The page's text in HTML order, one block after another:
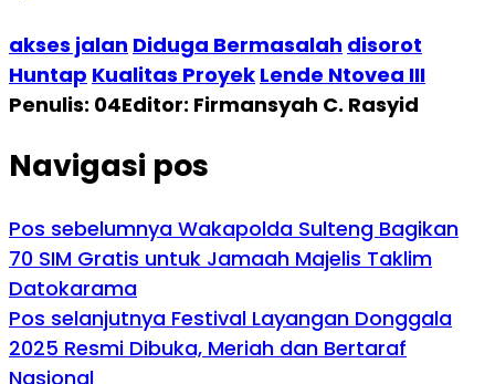
akses jalan Diduga Bermasalah disorot
Huntap Kualitas Proyek Lende Ntovea III
Penulis: 04Editor: Firmansyah C. Rasyid
Navigasi pos
Pos sebelumnya Wakapolda Sulteng Bagikan
70 SIM Gratis untuk Jamaah Majelis Taklim
Datokarama
Pos selanjutnya Festival Layangan Donggala
2025 Resmi Dibuka, Meriah dan Bertaraf
Nasional